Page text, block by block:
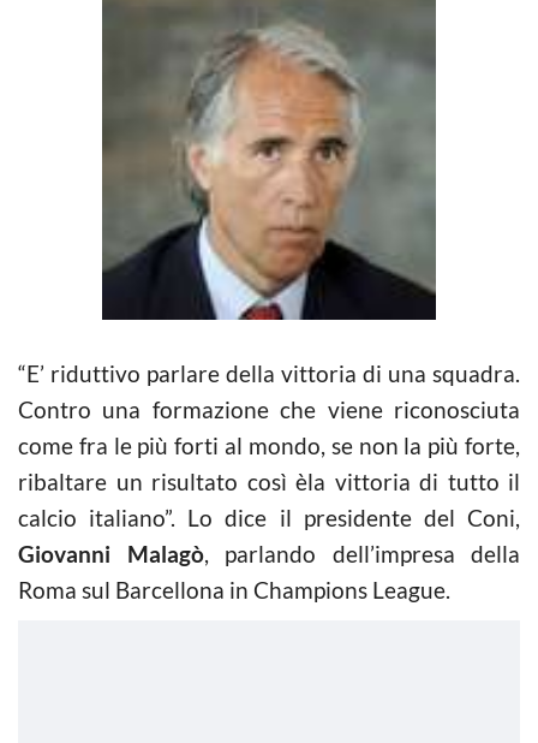
“E’ riduttivo parlare della vittoria di una squadra.
Contro una formazione che viene riconosciuta
come fra le più forti al mondo, se non la più forte,
ribaltare un risultato così èla vittoria di tutto il
calcio italiano”. Lo dice il presidente del Coni,
Giovanni Malagò, parlando dell’impresa della
Roma sul Barcellona in Champions League.